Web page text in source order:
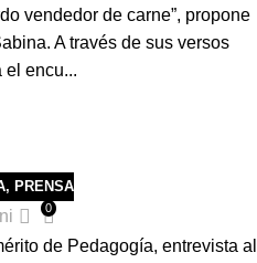
vendedor de carne”, propone
A través de sus versos
el encu...
, PRENSA
0
de Pedagogía, entrevista al